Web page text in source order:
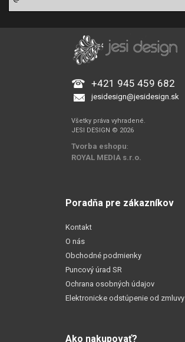
+421 945 459 682
jesidesign@jesidesign.sk
Všetky práva vyhradené.
JESI DESIGN © 2026
Tvorba eshopu:
ROYAL MEDIA s.r.o.
Poradňa pre zákazníkov
Kontakt
O nás
Obchodné podmienky
Puncový úrad SR
Ochrana osobných údajov
Elektronicke odstúpenie od zmluvy
Ako nakupovať?